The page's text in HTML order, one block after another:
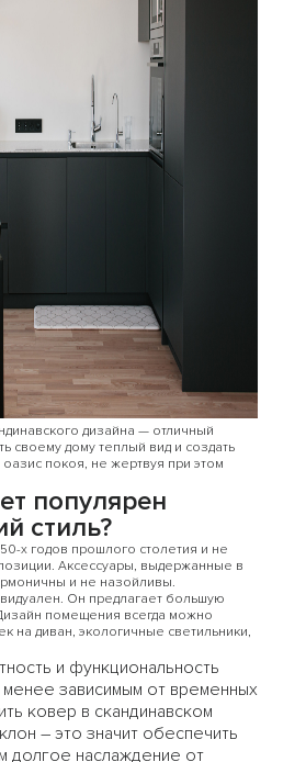
дизайна — отличный
своему дому теплый вид и создать
покоя, не жертвуя при этом
популярен
стиль?
х годов прошлого столетия и не
Аксессуары, выдержанные в
и не назойливы.
Он предлагает большую
помещения всегда можно
на диван, экологичные светильники,
и функциональность
зависимым от временных
ковер в скандинавском
– это значит обеспечить
долгое наслаждение от
на сайт astradekids.ru
на Parklon